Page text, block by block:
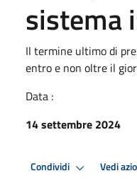
sistema
Il termine ultimo di
entro e non oltre il
Data :
14 settembre 2024
Condividi Vedi